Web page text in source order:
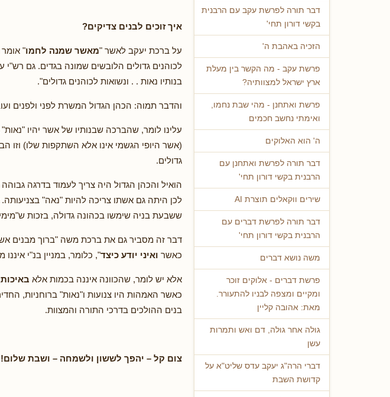
דבר תורה לפרשת עקב עם הרבנית
בקשי דורון תחי'
הזכיה באהבת ה'
פרשת עקב - מה הקשר בין מעלת
ארץ ישראל למצוותיה?
פרשת ואתחנן - מהי שבת נחמו,
ואימתי נחשב חכמים
ה' הוא האלוקים
דבר תורה לפרשת ואתחנן עם
הרבנית בקשי דורון תחי'
שירים ווקאלים תוצרת AI
דבר תורה לפרשת דברים עם
הרבנית בקשי דורון תחי'
משה נושא דברים
פרשת דברים - אלוקים זוכר
ומקיים ומצפה לבניו להתעורר.
מאת: אהובה קליין
גולה אחר גולה, דם ואש ותמרות
עשן
דברי הרה"ג יעקב עדס שליט"א על
קדושת השבת
איך זוכים לבנים צדיקים?
על ברכת יעקב לאשר "מאשר שמנה לחמו" אומר
לכוהנים גדולים הלובשים שמונה בגדים. גם
בנותיו נאות . . ונשואות לכוהנים גדולים".
והדבר תמוה: הכהן הגדול המשרת לפני ולפנים
עלינו לומר, שהברכה שבנותיו של אשר יהיו
(אשר היופי הגשמי אינו אלא השתקפות שלו) וזו
גדולים.
הואיל והכהן הגדול היה צריך לעמוד בדרגה
לכן היתה גם אשתו צריכה להיות "נאה"
ששבעת בניה שימשו בכהונה גדולה, בזכות
דבר זה מסביר גם את ברכת משה "ברוך מבנים
כאשר ואיני יודע כיצד", כלומר, במניין בנ"י
אלא יש לומר, שהכוונה איננה בכמות אלא באיכות
כאשר האמהות היו צנועות ו"נאות" ברוחניות,
בנים ההולכים בדרכי התורה והמצוות.
צום קל – יהפך לששון ולשמחה – ושבת שלום!